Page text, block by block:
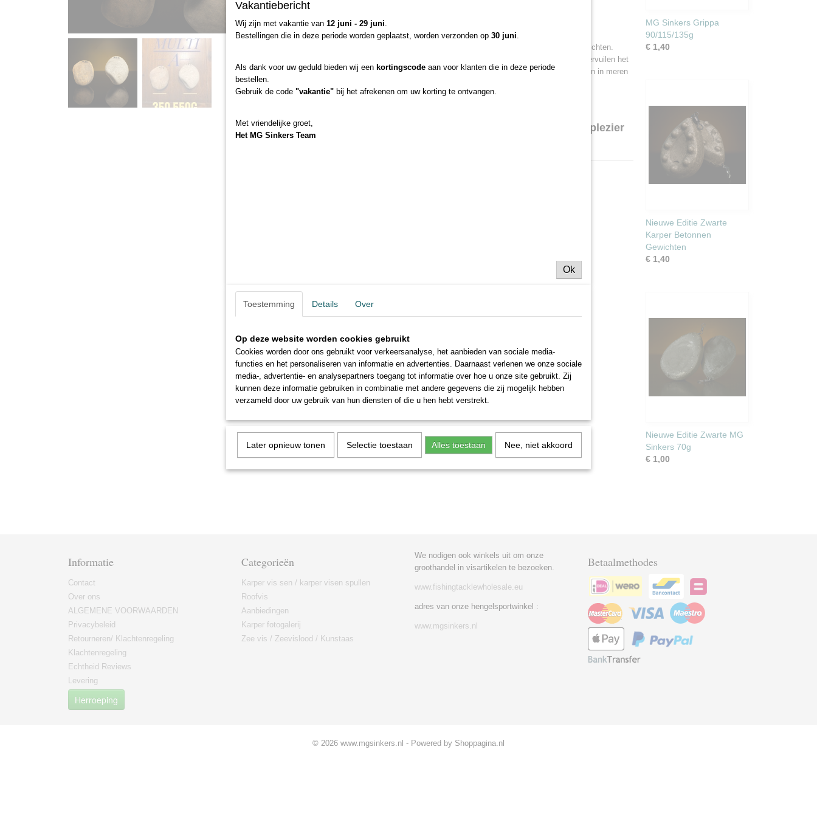
Netto gewicht
Natuursteen gewichten met een groot draaioog zijn ideaal voor onderlijnen met een
veiligheidsclip. De stenen dobber is een milieuvriendelijk alternatief voor loden gewichten.
Onze stenen gewichten worden na het breken onderdeel van het ecosysteem en vervuilen het
water niet. Vanwege hun formaat zijn ze ideaal voor het vissen over lange afstanden in meren
Hengelsport winkel MG Sinkers groet u en wenst u veel plezier
MG Sinkers Grippa
90/115/135g
€ 1,40
Nieuwe Editie Zwarte
Karper Betonnen
Gewichten
€ 1,40
Nieuwe Editie Zwarte MG
Sinkers 70g
€ 1,00
Informatie
Contact
Over ons
ALGEMENE VOORWAARDEN
Privacybeleid
Retourneren/ Klachtenregeling
Klachtenregeling
Echtheid Reviews
Levering
Herroeping
Categorieën
Karper vis sen / karper visen spullen
Roofvis
Aanbiedingen
Karper fotogalerij
Zee vis / Zeevislood / Kunstaas
We nodigen ook winkels uit om onze
groothandel in visartikelen te bezoeken.
www.fishingtacklewholesale.eu
adres van onze hengelsportwinkel :
www.mgsinkers.nl
Betaalmethodes
© 2026 www.mgsinkers.nl - Powered by Shoppagina.nl
Vakantiebericht
Wij zijn met vakantie van 12 juni - 29 juni.
Bestellingen die in deze periode worden geplaatst, worden verzonden op 30 juni.
Als dank voor uw geduld bieden wij een kortingscode aan voor klanten die in deze periode
bestellen.
Gebruik de code "vakantie" bij het afrekenen om uw korting te ontvangen.
Met vriendelijke groet,
Het MG Sinkers Team
Ok
Toestemming Details Over
Op deze website worden cookies gebruikt
Cookies worden door ons gebruikt voor verkeersanalyse, het aanbieden van sociale media-
functies en het personaliseren van informatie en advertenties. Daarnaast verlenen we onze sociale
media-, advertentie- en analysepartners toegang tot informatie over hoe u onze site gebruikt. Zij
kunnen deze informatie gebruiken in combinatie met andere gegevens die zij mogelijk hebben
verzameld door uw gebruik van hun diensten of die u hen hebt verstrekt.
Later opnieuw tonen Selectie toestaan Alles toestaan Nee, niet akkoord